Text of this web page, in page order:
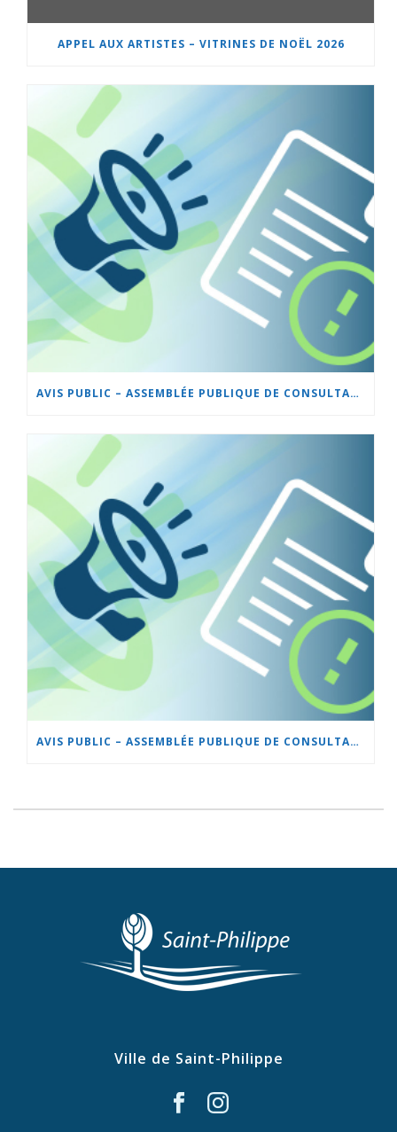
APPEL AUX ARTISTES – VITRINES DE NOËL 2026
AVIS PUBLIC – ASSEMBLÉE PUBLIQUE DE CONSULTATION – PROJET DE RÈGLEMENT 501-37 SUR LE ZONAGE ET LE LOTISSEMENT
AVIS PUBLIC – ASSEMBLÉE PUBLIQUE DE CONSULTATION – PROJET DE RÈGLEMENT 501-38 SUR LE ZONAGE ET LE LOTISSEMENT
Ville de Saint-Philippe